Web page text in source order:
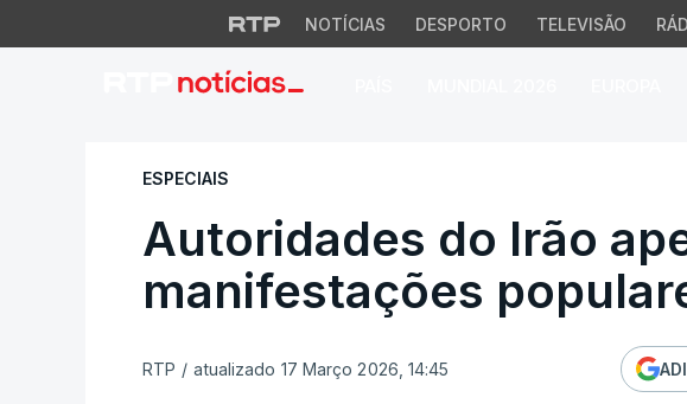
NOTÍCIAS DESPORTO TELEVISÃO
Autoridades do Irão
ESPECIAIS
Autoridades do Irão
manifestações
RTP / atualizado 17 Março 2026, 14:45